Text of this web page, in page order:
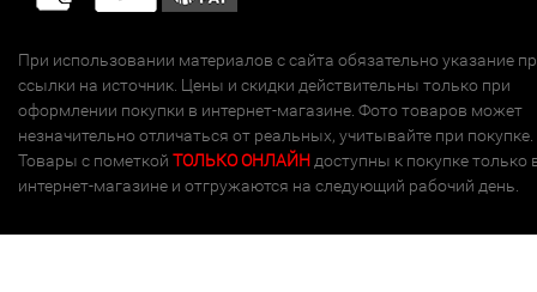
При использовании материалов с сайта обязательно указание
ссылки на источник. Цены и скидки действительны только при
оформлении покупки в интернет-магазине. Фото товаров может
незначительно отличаться от реальных, учитывайте при покупке.
Товары с пометкой ТОЛЬКО ОНЛАЙН доступны к покупке только
интернет-магазине и отгружаются на следующий рабочий день.